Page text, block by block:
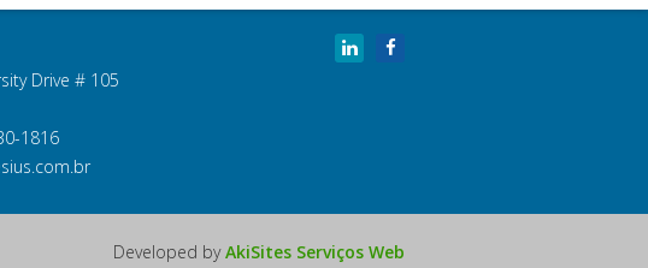
Drive # 105
1816
Developed byAkiSites Serviços Web